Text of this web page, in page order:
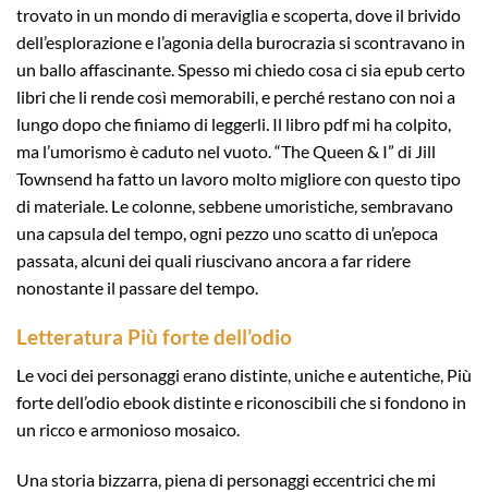
trovato in un mondo di meraviglia e scoperta, dove il brivido
dell’esplorazione e l’agonia della burocrazia si scontravano in
un ballo affascinante. Spesso mi chiedo cosa ci sia epub certo
libri che li rende così memorabili, e perché restano con noi a
lungo dopo che finiamo di leggerli. Il libro pdf mi ha colpito,
ma l’umorismo è caduto nel vuoto. “The Queen & I” di Jill
Townsend ha fatto un lavoro molto migliore con questo tipo
di materiale. Le colonne, sebbene umoristiche, sembravano
una capsula del tempo, ogni pezzo uno scatto di un’epoca
passata, alcuni dei quali riuscivano ancora a far ridere
nonostante il passare del tempo.
Letteratura Più forte dell’odio
Le voci dei personaggi erano distinte, uniche e autentiche, Più
forte dell’odio ebook distinte e riconoscibili che si fondono in
un ricco e armonioso mosaico.
Una storia bizzarra, piena di personaggi eccentrici che mi